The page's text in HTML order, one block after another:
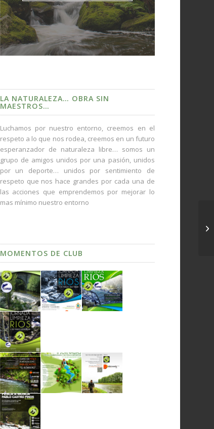
LA NATURALEZA… OBRA SIN
MAESTROS…
Luchamos por nuestro entorno, creemos en el
respeto a lo que nos rodea, creemos en un futuro
esperanzador de naturaleza libre… somos un
grupo de amigos unidos por una pasión, unidos
por un deporte… unidos por sentimiento de
respeto que nos hace grandes por cada una de
las acciones que emprendemos por mejorar lo
mas mínimo nuestro entorno
MOMENTOS DE CLUB